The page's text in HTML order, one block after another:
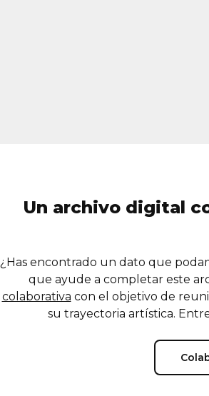
Un archivo digital
¿Has encontrado un dato que
que ayude a completar este
colaborativa con el objetivo de
su trayectoria artística.